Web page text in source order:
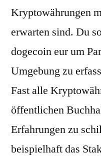
Kryptowährungen
erwarten sind. Du
dogecoin eur um
Umgebung zu
Fast alle
öffentlichen
Erfahrungen zu
beispielhaft das